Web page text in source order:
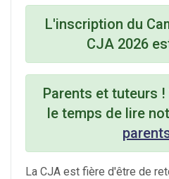
L'inscription du
CJA 2026
Parents et tuteurs
le temps de lire
La CJA est fière d'être de